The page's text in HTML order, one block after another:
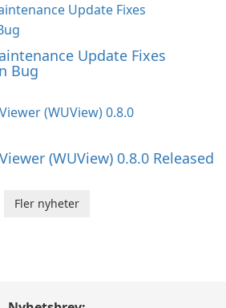
Update Fixes
Bug
(WUView) 0.8.0 Released
Fler nyheter